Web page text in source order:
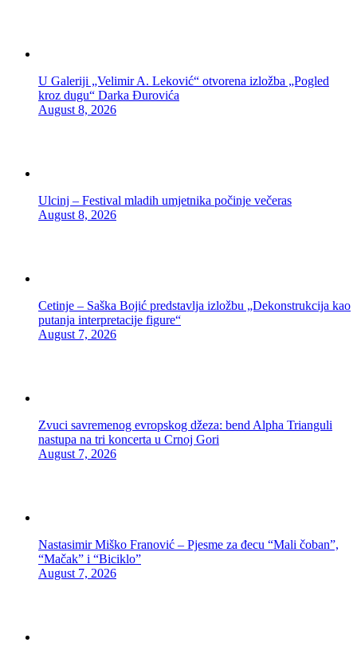
U Galeriji „Velimir A. Leković“ otvorena izložba „Pogled
kroz dugu“ Darka Đurovića
August 8, 2026
Ulcinj – Festival mladih umjetnika počinje večeras
August 8, 2026
Cetinje – Saška Bojić predstavlja izložbu „Dekonstrukcija kao
putanja interpretacije figure“
August 7, 2026
Zvuci savremenog evropskog džeza: bend Alpha Trianguli
nastupa na tri koncerta u Crnoj Gori
August 7, 2026
Nastasimir Miško Franović – Pjesme za đecu “Mali čoban”,
“Mačak” i “Biciklo”
August 7, 2026